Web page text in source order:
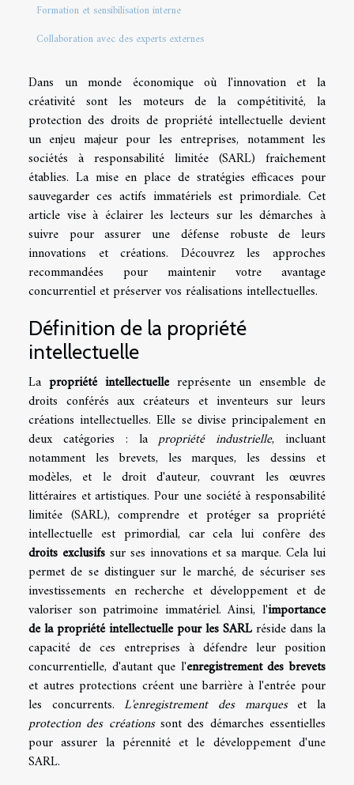
Formation et sensibilisation interne
Collaboration avec des experts externes
Dans un monde économique où l'innovation et la
créativité sont les moteurs de la compétitivité, la
protection des droits de propriété intellectuelle devient
un enjeu majeur pour les entreprises, notamment les
sociétés à responsabilité limitée (SARL) fraîchement
établies. La mise en place de stratégies efficaces pour
sauvegarder ces actifs immatériels est primordiale. Cet
article vise à éclairer les lecteurs sur les démarches à
suivre pour assurer une défense robuste de leurs
innovations et créations. Découvrez les approches
recommandées pour maintenir votre avantage
concurrentiel et préserver vos réalisations intellectuelles.
Définition de la propriété
intellectuelle
La propriété intellectuellereprésente un ensemble de
droits conférés aux créateurs et inventeurs sur leurs
créations intellectuelles. Elle se divise principalement en
deux catégories : lapropriété industrielle, incluant
notamment les brevets, les marques, les dessins et
modèles, et le droit d'auteur, couvrant les œuvres
littéraires et artistiques. Pour une société à responsabilité
limitée (SARL), comprendre et protéger sa propriété
intellectuelle est primordial, car cela lui confère des
droits exclusifssur ses innovations et sa marque. Cela lui
permet de se distinguer sur le marché, de sécuriser ses
investissements en recherche et développement et de
valoriser son patrimoine immatériel. Ainsi, l'importance
de la propriété intellectuelle pour les SARLréside dans la
capacité de ces entreprises à défendre leur position
concurrentielle, d'autant que l'enregistrement des brevets
et autres protections créent une barrière à l'entrée pour
les concurrents.L'enregistrement des marqueset la
protection des créationssont des démarches essentielles
pour assurer la pérennité et le développement d'une
SARL.